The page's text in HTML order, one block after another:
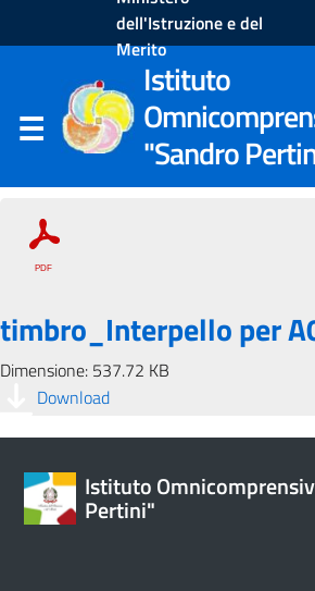
dell'Istruzione e del
Merito
Istituto
"Sandro
timbro_Interpello per
Dimensione: 537.72 KB
Download
Istituto
Pertini"